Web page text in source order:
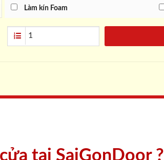
Làm kín Foam
tại SaiGonDoor ?